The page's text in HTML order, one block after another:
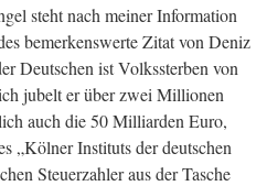
steht nach meiner Information
bemerkenswerte Zitat von Deniz
Deutschen ist Volkssterben von
jubelt er über zwei Millionen
auch die 50 Milliarden Euro,
„Kölner Instituts der deutschen
Steuerzahler aus der Tasche